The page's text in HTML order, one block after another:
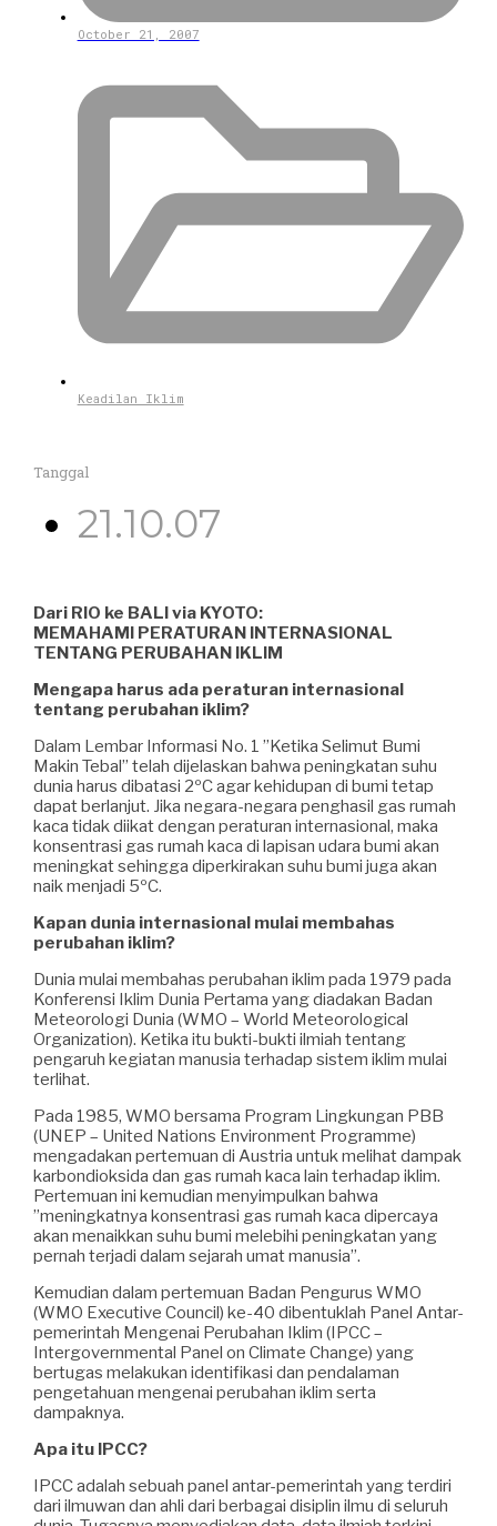
October 21, 2007
Keadilan Iklim
Tanggal
21.10.07
Dari RIO ke BALI via KYOTO:
MEMAHAMI PERATURAN INTERNASIONAL
TENTANG PERUBAHAN IKLIM
Mengapa harus ada peraturan internasional
tentang perubahan iklim?
Dalam Lembar Informasi No. 1 ”Ketika Selimut Bumi
Makin Tebal” telah dijelaskan bahwa peningkatan suhu
dunia harus dibatasi 2ºC agar kehidupan di bumi tetap
dapat berlanjut. Jika negara-negara penghasil gas rumah
kaca tidak diikat dengan peraturan internasional, maka
konsentrasi gas rumah kaca di lapisan udara bumi akan
meningkat sehingga diperkirakan suhu bumi juga akan
naik menjadi 5ºC.
Kapan dunia internasional mulai membahas
perubahan iklim?
Dunia mulai membahas perubahan iklim pada 1979 pada
Konferensi Iklim Dunia Pertama yang diadakan Badan
Meteorologi Dunia (WMO – World Meteorological
Organization). Ketika itu bukti-bukti ilmiah tentang
pengaruh kegiatan manusia terhadap sistem iklim mulai
terlihat.
Pada 1985, WMO bersama Program Lingkungan PBB
(UNEP – United Nations Environment Programme)
mengadakan pertemuan di Austria untuk melihat dampak
karbondioksida dan gas rumah kaca lain terhadap iklim.
Pertemuan ini kemudian menyimpulkan bahwa
”meningkatnya konsentrasi gas rumah kaca dipercaya
akan menaikkan suhu bumi melebihi peningkatan yang
pernah terjadi dalam sejarah umat manusia”.
Kemudian dalam pertemuan Badan Pengurus WMO
(WMO Executive Council) ke-40 dibentuklah Panel Antar-
pemerintah Mengenai Perubahan Iklim (IPCC –
Intergovernmental Panel on Climate Change) yang
bertugas melakukan identifikasi dan pendalaman
pengetahuan mengenai perubahan iklim serta
dampaknya.
Apa itu IPCC?
IPCC adalah sebuah panel antar-pemerintah yang terdiri
dari ilmuwan dan ahli dari berbagai disiplin ilmu di seluruh